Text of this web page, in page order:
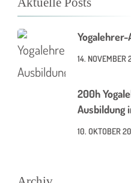
14. NOVEMBER
200h
Ausbildung
10. OKTOBER